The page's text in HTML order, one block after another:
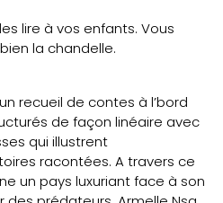
lire à vos enfants. Vous
la chandelle.
recueil de contes à l’bord
de façon linéaire avec
qui illustrent
racontées. A travers ce
un pays luxuriant face à son